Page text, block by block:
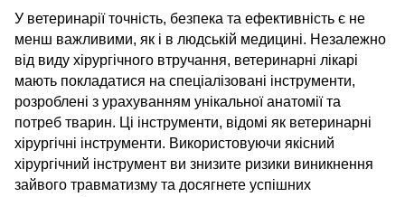
У ветеринаріїточність, безпека та ефективність є не
менш важливими, як і в людській медицині. Незалежно
від виду хірургічного втручання, ветеринарні лікарі
мають покладатися на спеціалізовані інструменти,
розроблені з урахуванням унікальної анатомії та
потреб тварин. Ці інструменти, відомі як ветеринарні
хірургічні інструменти. Використовуючи якісний
хірургічний інструмент ви знизите ризики виникнення
зайвого травматизму та досягнете успішних